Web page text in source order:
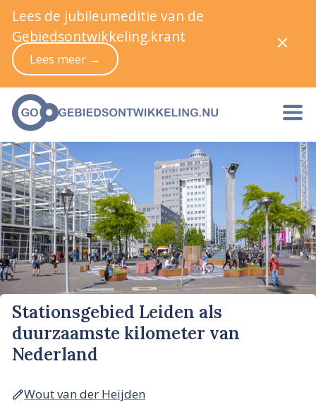
Stationsgebied Leiden als
duurzaamste kilometer van
Nederland
Wout van der Heijden
Lees de jubileumeditie van de
Gebiedsontwikkeling.krant
Lees meer →